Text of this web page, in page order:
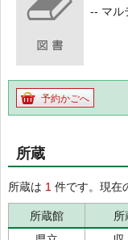
-- マル
予約かごへ
所蔵
所蔵は 1 件です。現在
所蔵館 所